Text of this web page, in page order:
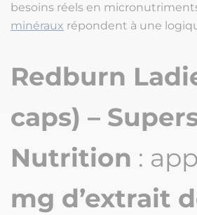
besoins réels en
minéraux répondent à une
Redburn
caps) –
Nutrition :
mg d’extrait